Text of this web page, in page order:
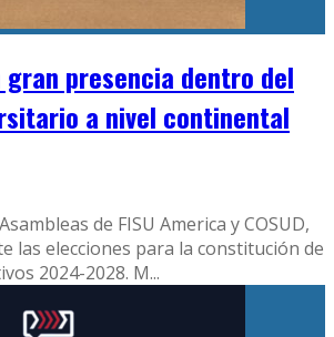
presencia dentro del
a nivel continental
de FISU America y COSUD,
las elecciones para la constitución de
2024-2028. M...